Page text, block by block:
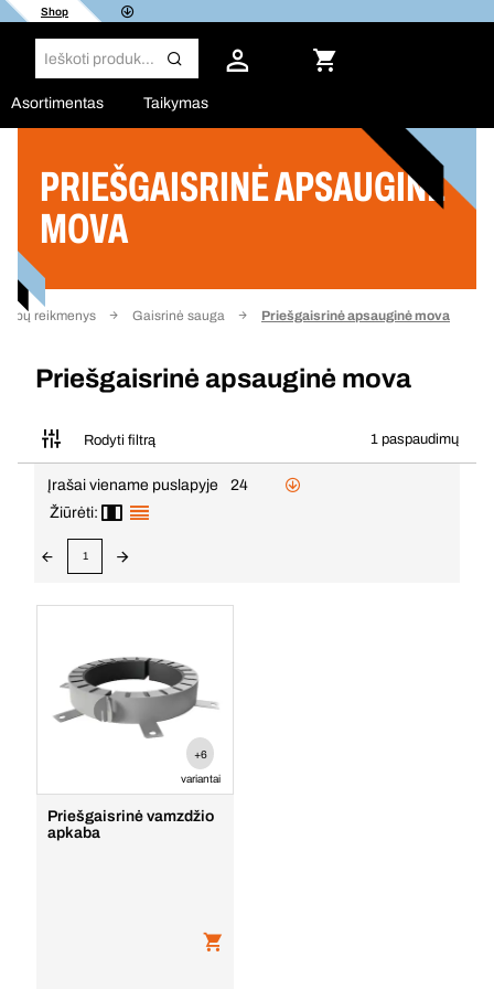
Shop
Asortimentas Taikymas
PRIEŠGAISRINĖ APSAUGINĖ
MOVA
reikmenys Gaisrinė sauga Priešgaisrinė apsauginė mova
Priešgaisrinė apsauginė mova
Rodyti filtrą 1 paspaudimų
Filtras
Įrašai viename puslapyje
24
Žiūrėti:
1
+6
variantai
Priešgaisrinė vamzdžio
apkaba